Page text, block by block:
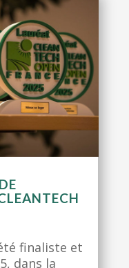
finaliste et
dans la